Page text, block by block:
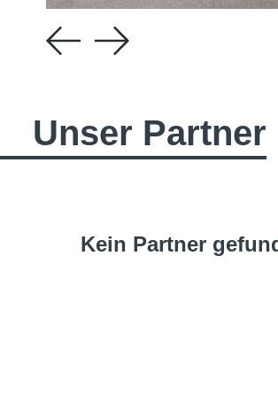
Unser Partner
Kein Partner